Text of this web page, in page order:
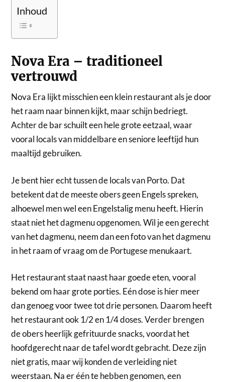
Inhoud
Nova Era – traditioneel
vertrouwd
Nova Era lijkt misschien een klein restaurant als je door
het raam naar binnen kijkt, maar schijn bedriegt.
Achter de bar schuilt een hele grote eetzaal, waar
vooral locals van middelbare en seniore leeftijd hun
maaltijd gebruiken.
Je bent hier echt tussen de locals van Porto. Dat
betekent dat de meeste obers geen Engels spreken,
alhoewel men wel een Engelstalig menu heeft. Hierin
staat niet het dagmenu opgenomen. Wil je een gerecht
van het dagmenu, neem dan een foto van het dagmenu
in het raam of vraag om de Portugese menukaart.
Het restaurant staat naast haar goede eten, vooral
bekend om haar grote porties. Eén dose is hier meer
dan genoeg voor twee tot drie personen. Daarom heeft
het restaurant ook 1/2 en 1/4 doses. Verder brengen
de obers heerlijk gefrituurde snacks, voordat het
hoofdgerecht naar de tafel wordt gebracht. Deze zijn
niet gratis, maar wij konden de verleiding niet
weerstaan. Na er één te hebben genomen, een